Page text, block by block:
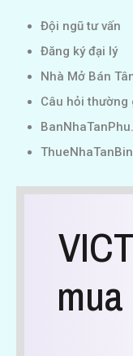
Đội ngũ tư vấn
Đăng ký đại lý
Nhà Mở Bán
Câu hỏi thường